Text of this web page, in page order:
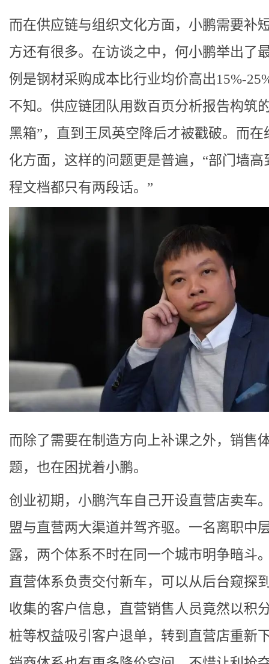
而在供应链与组织文化方面，小鹏需要补
方还有很多。在访谈之中，何小鹏举出了
例是钢材采购成本比行业均价高出15%-
不知。供应链团队用数百页分析报告构筑
黑箱”，直到王凤英空降后才被戳破。而在
化方面，这样的问题更是普遍，“部门墙高
程文档都只有两段话。”
而除了需要在制造方向上补课之外，销售
题，也在困扰着小鹏。
创业初期，小鹏汽车自己开设直营店卖车
盟与直营两大渠道并驾齐驱。一名离职中
露，两个体系不时在同一个城市明争暗斗
直营体系负责交付新车，可以从后台窥探
收集的客户信息，直营销售人员竟然以积
桩等权益吸引客户退单，转到直营店重新